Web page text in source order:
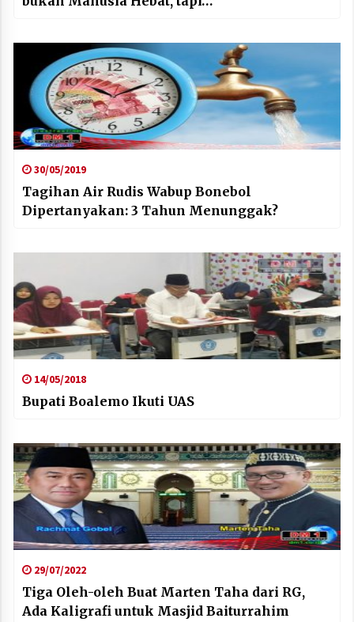
30/05/2019
Tagihan Air Rudis Wabup Bonebol
Dipertanyakan: 3 Tahun Menunggak?
14/05/2018
Bupati Boalemo Ikuti UAS
29/07/2022
Tiga Oleh-oleh Buat Marten Taha dari RG,
Ada Kaligrafi untuk Masjid Baiturrahim